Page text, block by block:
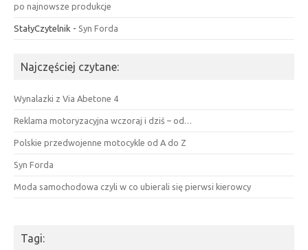
po najnowsze produkcje
StałyCzytelnik - Syn Forda
Najczęściej czytane:
Wynalazki z Via Abetone 4
Reklama motoryzacyjna wczoraj i dziś – od…
Polskie przedwojenne motocykle od A do Z
Syn Forda
Moda samochodowa czyli w co ubierali się pierwsi kierowcy
Tagi: